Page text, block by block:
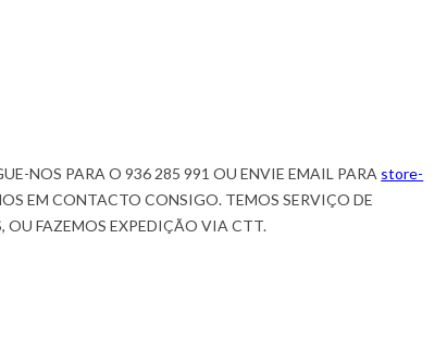
NOS PARA O 936 285 991 OU ENVIE EMAIL PARA store-
EM CONTACTO CONSIGO. TEMOS SERVIÇO DE
OU FAZEMOS EXPEDIÇÃO VIA CTT.